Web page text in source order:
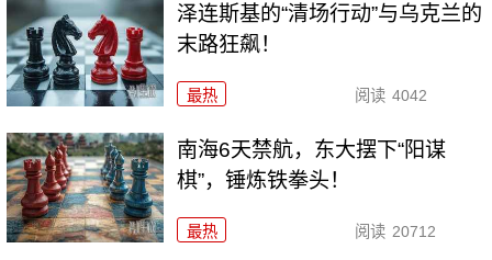
泽连斯基的“清场行动”与乌克兰的
末路狂飙！
最热 阅读 4042
南海6天禁航，东大摆下“阳谋
棋”，锤炼铁拳头！
最热 阅读 20712